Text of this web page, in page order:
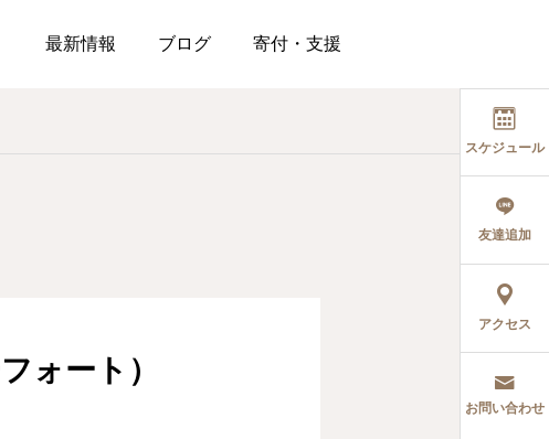
最新情報 ブログ 寄付・支援
スケジュール
友達追加
アクセス
お問い合わせ
ォート）